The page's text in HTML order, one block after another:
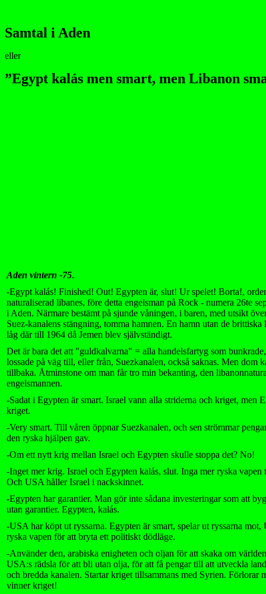
Samtal i Aden
eller
”Egypt kalás men smart, men Libanon
Aden vintern -75.
-Egypt kalás! Finished! Out! Egypten är, slut! Ur spelet! Borta!,
naturaliserad libanes, före detta engelsman på Rock - numera 26te
i Aden. Närmare bestämt på sjunde våningen, i baren, med utsikt
Suez-kanalens stängning, tomma hamnen. En hamn utan de
låg där till 1964 då Jemen blev självständigt.
Det är bara det att "guldkalvarna" = alla handelsfartyg som
lossade på väg till, eller från, Suezkanalen, också saknas. Men dom
tillbaka. Åtminstone om man får tro min bekanting, den
engelsmannen.
-Sadat i Egypten är smart. Israel vann alla striderna och kriget, men
kriget.
-Very smart. Till våren öppnar Suezkanalen, och sen strömmar
den ryska hjälpen gav.
-Om ett nytt krig mellan Israel och Egypten skulle stoppa det? No!
-Inget mer krig. Israel och Egypten kalás, slut. Inga mer ryska
Och USA håller Israel i nackskinnet.
-Egypten har garantier. Man gör inte sådana investeringar som att
utan garantier. Egypten, kalás.
-USA har köpt ut ryssarna. Egypten är smart, spelar ut ryssarna
ryska vapen för att bryta ett politiskt dödläge.
-Använder den, arabiska enigheten och oljan för att skaka om
USA:s rädsla för att bli utan olja, för att få pengar till att utveckla
och bredda kanalen. Startar kriget tillsammans med Syrien. Förlorar
vinner kriget!